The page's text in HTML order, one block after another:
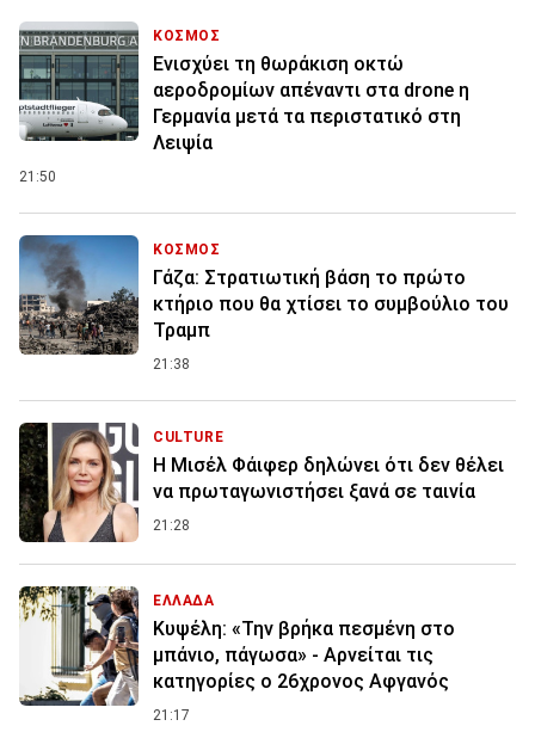
ΚΟΣΜΟΣ
Ενισχύει τη θωράκιση οκτώ
αεροδρομίων απέναντι στα drone η
Γερμανία μετά τα περιστατικό στη
Λειψία
21:50
ΚΟΣΜΟΣ
Γάζα: Στρατιωτική βάση το πρώτο
κτήριο που θα χτίσει το συμβούλιο του
Τραμπ
21:38
CULTURE
Η Μισέλ Φάιφερ δηλώνει ότι δεν θέλει
να πρωταγωνιστήσει ξανά σε ταινία
21:28
ΕΛΛΑΔΑ
Κυψέλη: «Την βρήκα πεσμένη στο
μπάνιο, πάγωσα» - Αρνείται τις
κατηγορίες ο 26χρονος Αφγανός
21:17